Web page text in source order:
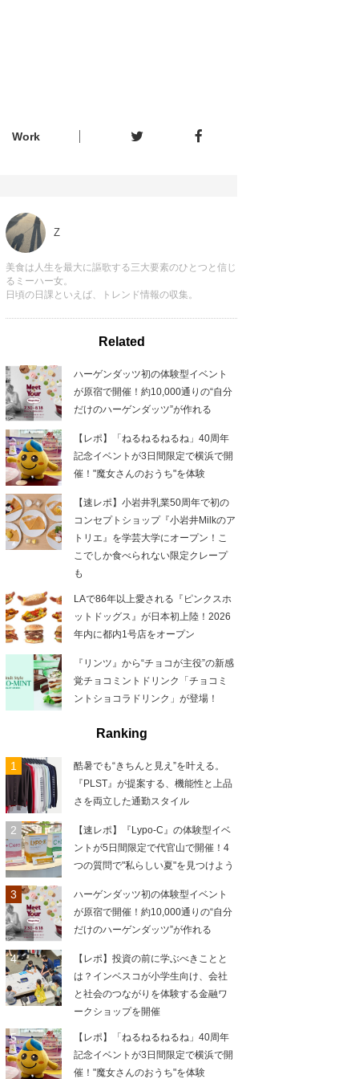
Work
Z
美食は人生を最大に謳歌する三大要素のひとつと信じ
るミーハー女。
日頃の日課といえば、トレンド情報の収集。
Related
ハーゲンダッツ初の体験型イベント
が原宿で開催！約10,000通りの“自分
だけのハーゲンダッツ”が作れる
【レポ】「ねるねるねるね」40周年
記念イベントが3日間限定で横浜で開
催！"魔女さんのおうち"を体験
【速レポ】小岩井乳業50周年で初の
コンセプトショップ『小岩井Milkのア
トリエ』を学芸大学にオープン！こ
こでしか食べられない限定クレープ
も
LAで86年以上愛される『ピンクスホ
ットドッグス』が日本初上陸！2026
年内に都内1号店をオープン
『リンツ』から“チョコが主役”の新感
覚チョコミントドリンク「チョコミ
ントショコラドリンク」が登場！
Ranking
酷暑でも“きちんと見え”を叶える。
『PLST』が提案する、機能性と上品
さを両立した通勤スタイル
【速レポ】『Lypo-C』の体験型イベ
ントが5日間限定で代官山で開催！4
つの質問で"私らしい夏"を見つけよう
ハーゲンダッツ初の体験型イベント
が原宿で開催！約10,000通りの“自分
だけのハーゲンダッツ”が作れる
【レポ】投資の前に学ぶべきことと
は？インベスコが小学生向け、会社
と社会のつながりを体験する金融ワ
ークショップを開催
【レポ】「ねるねるねるね」40周年
記念イベントが3日間限定で横浜で開
催！"魔女さんのおうち"を体験